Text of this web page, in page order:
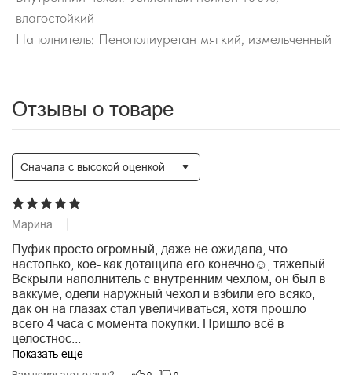
влагостойкий
Наполнитель: Пенополиуретан мягкий, измельченный
Отзывы о товаре
Сначала с высокой оценкой
Марина
Пуфик просто огромный, даже не ожидала, что
настолько, кое- как дотащила его конечно☺️, тяжёлый.
Вскрыли наполнитель с внутренним чехлом, он был в
ваккуме, одели наружный чехол и взбили его всяко,
дак он на глазах стал увеличиваться, хотя прошло
всего 4 часа с момента покупки. Пришло всё в
целостнос
Показать еще